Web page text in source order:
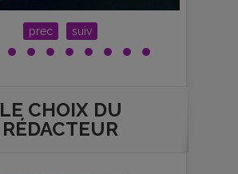
prec suiv
LE CHOIX DU
RÉDACTEUR